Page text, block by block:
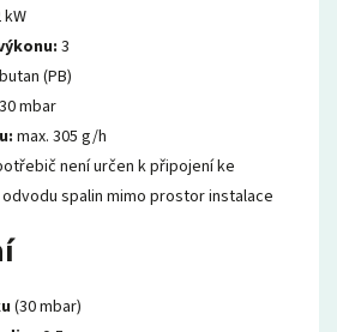
kW
3
(PB)
30 mbar
max. 305 g/h
není určen k připojení ke
spalin mimo prostor instalace
(30 mbar)